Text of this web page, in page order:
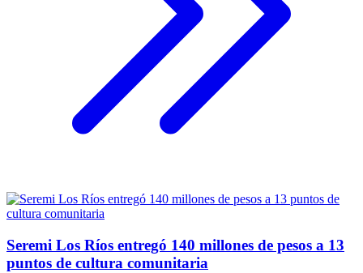
Seremi Los Ríos entregó 140 millones de pesos a 13
puntos de cultura comunitaria